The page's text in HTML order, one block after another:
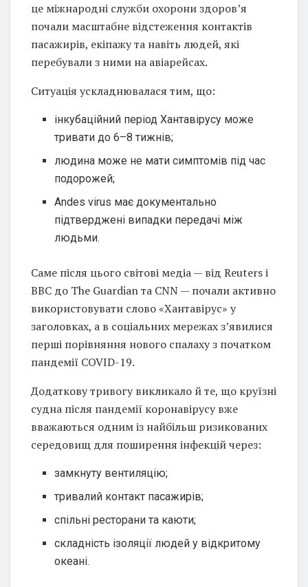
це міжнародні служби охорони здоров’я
почали масштабне відстеження контактів
пасажирів, екіпажу та навіть людей, які
перебували з ними на авіарейсах.
Ситуація ускладнювалася тим, що:
інкубаційний період Хантавірусу може
тривати до 6–8 тижнів;
людина може не мати симптомів під час
подорожей;
Andes virus має документально
підтверджені випадки передачі між
людьми.
Саме після цього світові медіа — від Reuters і
BBC до The Guardian та CNN — почали активно
використовувати слово «Хантавірус» у
заголовках, а в соціальних мережах з’явилися
перші порівняння нового спалаху з початком
пандемії COVID-19.
Додаткову тривогу викликало й те, що круїзні
судна після пандемії коронавірусу вже
вважаються одним із найбільш ризикованих
середовищ для поширення інфекцій через:
замкнуту вентиляцію;
тривалий контакт пасажирів;
спільні ресторани та каюти;
складність ізоляції людей у відкритому
океані.